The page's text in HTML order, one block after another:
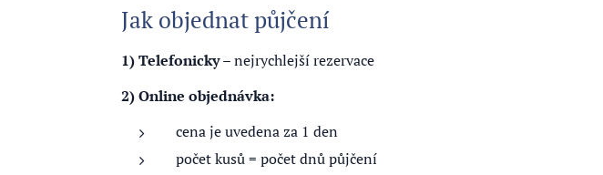
Jak objednat půjčení
1) Telefonicky– nejrychlejší rezervace
2) Online objednávka:
cena je uvedena za 1 den
počet kusů = počet dnů půjčení